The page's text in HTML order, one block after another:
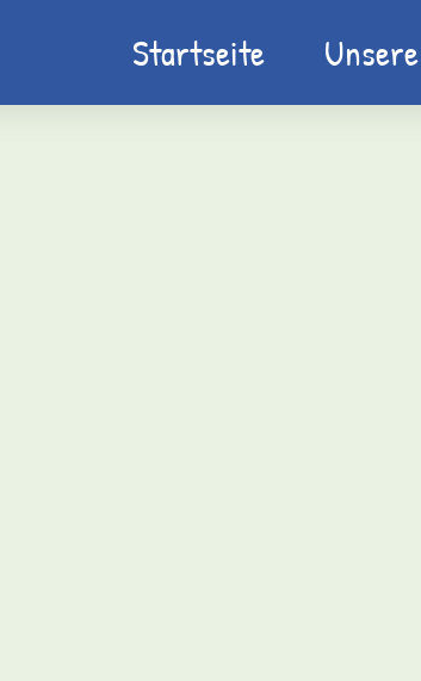
Startseite